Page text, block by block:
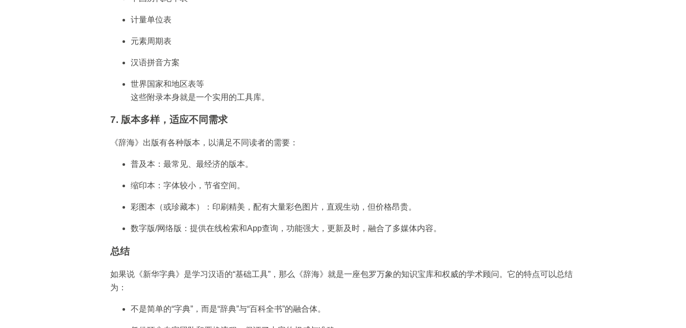
计量单位表
元素周期表
汉语拼音方案
世界国家和地区表等
这些附录本身就是一个实用的工具库。
7. 版本多样，适应不同需求
《辞海》出版有各种版本，以满足不同读者的需要：
普及本：最常见、最经济的版本。
缩印本：字体较小，节省空间。
彩图本（或珍藏本）：印刷精美，配有大量彩色图片，直观生动，但价格昂贵。
数字版/网络版：提供在线检索和App查询，功能强大，更新及时，融合了多媒体内容。
总结
如果说《新华字典》是学习汉语的“基础工具”，那么《辞海》就是一座包罗万象的知识宝库和权威的学术顾问。它的特点可以总结
为：
不是简单的“字典”，而是“辞典”与“百科全书”的融合体。